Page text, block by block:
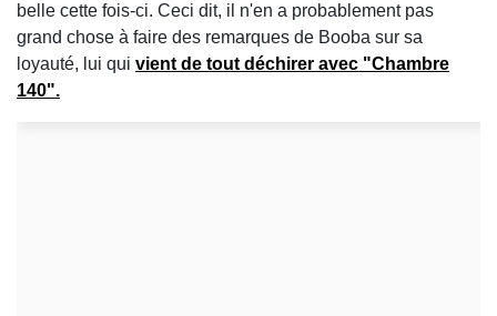
belle cette fois-ci. Ceci dit, il n'en a probablement pas
grand chose à faire des remarques de Booba sur sa
loyauté, lui qui vient de tout déchirer avec "Chambre
140".